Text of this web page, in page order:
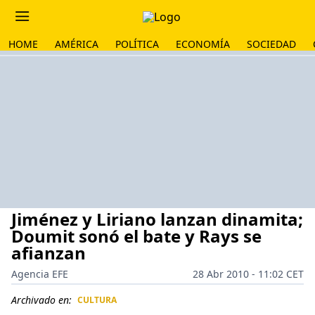
HOME AMÉRICA POLÍTICA ECONOMÍA SOCIEDAD
Jiménez y Liriano lanzan dinamita;
Doumit sonó el bate y Rays se
afianzan
Agencia EFE
28 Abr 2010 - 11:02 CET
Archivado en: CULTURA